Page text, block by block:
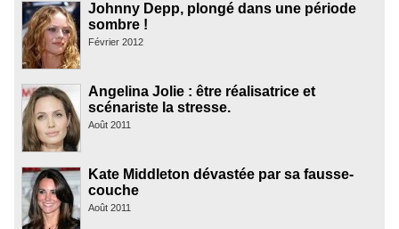
Johnny Depp, plongé dans une période
sombre !
Février 2012
Angelina Jolie : être réalisatrice et
scénariste la stresse.
Août 2011
Kate Middleton dévastée par sa fausse-
couche
Août 2011